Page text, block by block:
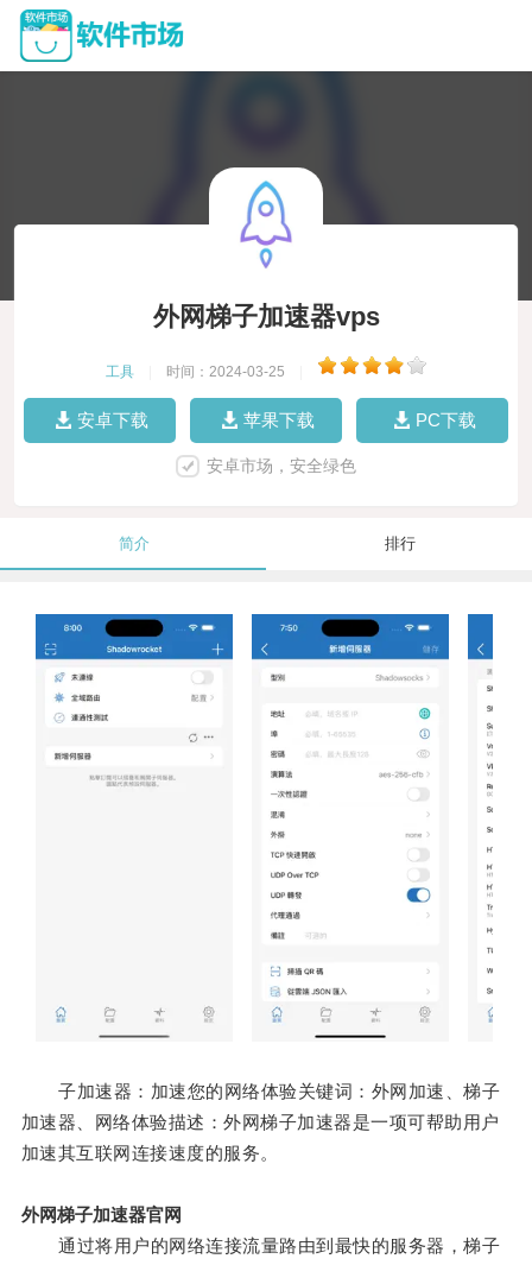
外网梯子加速器vps
工具 时间：2024-03-25
安卓下载 苹果下载 PC下载
安卓市场，安全绿色
简介 排行
子加速器：加速您的网络体验关键词：外网加速、梯子
加速器、网络体验描述：外网梯子加速器是一项可帮助用户
加速其互联网连接速度的服务。
外网梯子加速器官网
通过将用户的网络连接流量路由到最快的服务器，梯子